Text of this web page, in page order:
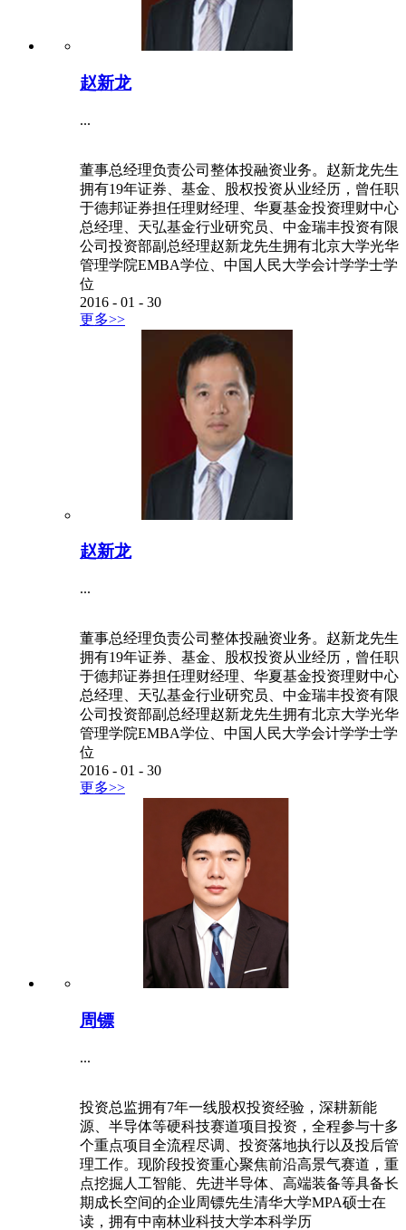
赵新龙
...
董事总经理负责公司整体投融资业务。赵新龙先生
拥有19年证券、基金、股权投资从业经历，曾任职
于德邦证券担任理财经理、华夏基金投资理财中心
总经理、天弘基金行业研究员、中金瑞丰投资有限
公司投资部副总经理赵新龙先生拥有北京大学光华
管理学院EMBA学位、中国人民大学会计学学士学
位
2016 - 01 - 30
更多>>
赵新龙
...
董事总经理负责公司整体投融资业务。赵新龙先生
拥有19年证券、基金、股权投资从业经历，曾任职
于德邦证券担任理财经理、华夏基金投资理财中心
总经理、天弘基金行业研究员、中金瑞丰投资有限
公司投资部副总经理赵新龙先生拥有北京大学光华
管理学院EMBA学位、中国人民大学会计学学士学
位
2016 - 01 - 30
更多>>
周镖
...
投资总监拥有7年一线股权投资经验，深耕新能
源、半导体等硬科技赛道项目投资，全程参与十多
个重点项目全流程尽调、投资落地执行以及投后管
理工作。现阶段投资重心聚焦前沿高景气赛道，重
点挖掘人工智能、先进半导体、高端装备等具备长
期成长空间的企业周镖先生清华大学MPA硕士在
读，拥有中南林业科技大学本科学历